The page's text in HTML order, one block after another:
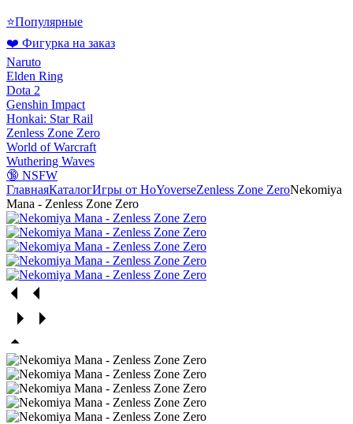
⭐Популярные
❤️ Фигурка на заказ
Naruto
Elden Ring
Dota 2
Genshin Impact
Honkai: Star Rail
Zenless Zone Zero
World of Warcraft
Wuthering Waves
🔞 NSFW
ГлавнаяКаталогИгры от HoYoverseZenless Zone ZeroNekomiya
Mana - Zenless Zone Zero